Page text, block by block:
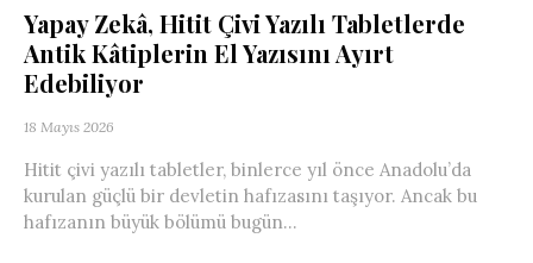
Yapay Zekâ, Hitit Çivi Yazılı Tabletlerde
Antik Kâtiplerin El Yazısını Ayırt
Edebiliyor
18 Mayıs 2026
Hitit çivi yazılı tabletler, binlerce yıl önce Anadolu’da
kurulan güçlü bir devletin hafızasını taşıyor. Ancak bu
hafızanın büyük bölümü bugün...